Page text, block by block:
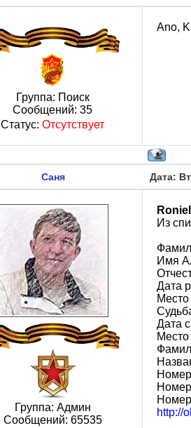
Группа: Поиск
Сообщений: 35
Статус: Отсутствует
Ano,
Саня Дата:
Группа: Админ
Сообщений: 65535
Из
Имя
Дата
Дата
http://